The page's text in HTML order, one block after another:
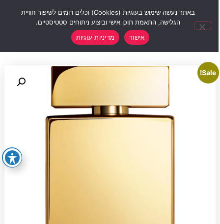
Sale!
באתר נעשה שימוש בעוגיות (Cookies) וכלים דומים לשיפור חוויית
הגלישה, התאמת תוכן אישי וביצוע ניתוחים סטטיסטיים.
אישור
מדיניות עוגיות